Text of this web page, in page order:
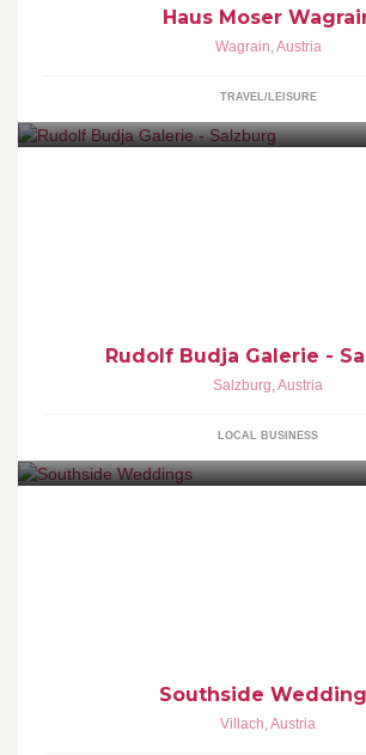
Haus Moser
Wagrain,Austria
TRAVEL/LEISURE
Rudolf Budja Galerie -
Salzburg,Austria
LOCAL BUSINESS
Southside
Villach,Austria